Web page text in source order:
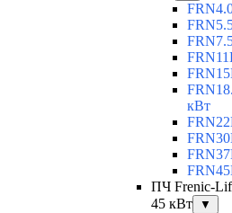
кВт
ПЧ Frenic-
45 кВт
▼